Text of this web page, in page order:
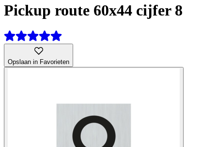
Pickup route 60x44 cijfer 8
Opslaan in Favorieten